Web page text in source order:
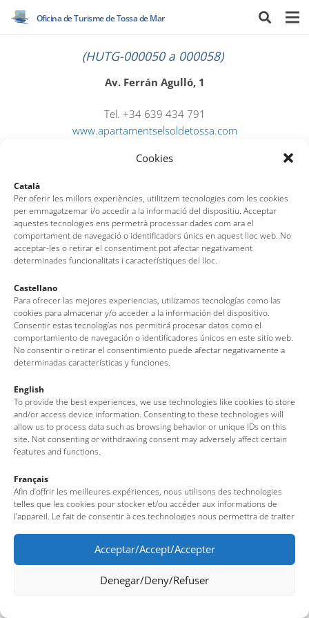
Cookies
Català
Per oferir les millors experiències, utilitzem tecnologies com les cookies
per emmagatzemar i/o accedir a la informació del dispositiu. Acceptar
aquestes tecnologies ens permetrà processar dades com ara el
comportament de navegació o identificadors únics en aquest lloc web. No
acceptar-les o retirar el consentiment pot afectar negativament
determinades funcionalitats i característiques del lloc.
Castellano
Para ofrecer las mejores experiencias, utilizamos tecnologías como las
cookies para almacenar y/o acceder a la información del dispositivo.
Consentir estas tecnologías nos permitirá procesar datos como el
comportamiento de navegación o identificadores únicos en este sitio web.
No consentir o retirar el consentimiento puede afectar negativamente a
determinadas características y funciones.
English
To provide the best experiences, we use technologies like cookies to store
and/or access device information. Consenting to these technologies will
allow us to process data such as browsing behavior or unique IDs on this
site. Not consenting or withdrawing consent may adversely affect certain
features and functions.
Français
Afin d’offrir les meilleures expériences, nous utilisons des technologies
telles que les cookies pour stocker et/ou accéder aux informations de
l’appareil. Le fait de consentir à ces technologies nous permettra de traiter
uniques sur ce site. Le fait de ne pas consentir ou de retirer son
consentement peut avoir un effet négatif sur certaines fonctionnalités et
caractéristiques du site.
Acceptar/Accept/Accepter
Denegar/Deny/Refuser
Oficina de Turisme de Tossa de Mar
(HUTG-000050 a 000058)
Av. Ferrán Agulló, 1
Tel. +34 639 434 791
www.apartamentselsoldetossa.com
Av. del Pelegrí, 25 – Edifici La Nau · 17320 – Tossa de Mar
(Girona – Costa Brava)
Tel: + 00 34 972 340 108 · Mail: info@visittossa.com
Nota legal· Política de cookies·Protecció de dades